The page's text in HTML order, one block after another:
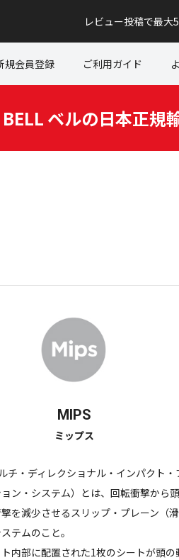
レビュー投稿で最大
規会員登録 ご利用ガイド
ベルの日本正規
MIPS
ミップス
チ・ディレクショナル・インパクト・
ン・システム）とは、回転衝撃から頭
を減少させるスリップ・プレーン（滑
テムのこと。
内部に配置された1枚のシートが頭の